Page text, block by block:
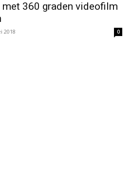
360 graden videofilm
2018 0